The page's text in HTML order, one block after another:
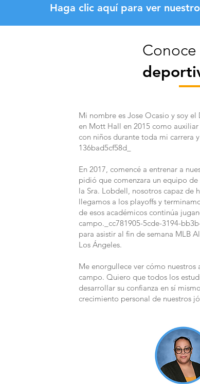
Haga clic aquí para ver
Mi nombre es Jose Ocasio y soy
en Mott Hall en 2015 como
con niños durante toda mi carrera
136bad5cf58d_
En 2017, comencé a entrenar a
pidió que comenzara un equipo
la Sra. Lobdell, nosotros capaz de
llegamos a los playoffs y
de esos académicos continúa
campo._cc781905-5cde-3194-
para asistir al fin de semana MLB
Los Ángeles.
Me enorgullece ver cómo
campo. Quiero que todos los
desarrollar su confianza en sí
crecimiento personal de nuestros